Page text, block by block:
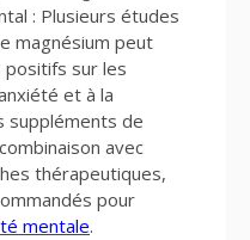
: Plusieurs études
magnésium peut
sur les
et à la
suppléments de
avec
thérapeutiques,
pour
mentale.